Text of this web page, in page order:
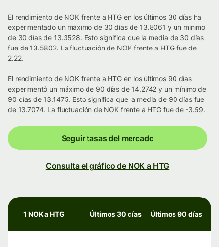
El rendimiento de NOK frente a HTG en los últimos 30 días ha
experimentado un máximo de 30 días de 13.8061 y un mínimo
de 30 días de 13.3528. Esto significa que la media de 30 días
fue de 13.5802. La fluctuación de NOK frente a HTG fue de
2.22.
El rendimiento de NOK frente a HTG en los últimos 90 días
experimentó un máximo de 90 días de 14.2742 y un mínimo de
90 días de 13.1475. Esto significa que la media de 90 días fue
de 13.7074. La fluctuación de NOK frente a HTG fue de -3.59.
Seguir tasas del mercado
Consulta el gráfico de NOK a HTG
1 NOK a HTG Últimos 30 días Últimos 90 días